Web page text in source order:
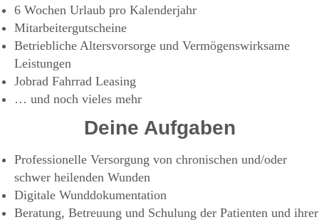
6 Wochen Urlaub pro Kalenderjahr
Mitarbeitergutscheine
Betriebliche Altersvorsorge und Vermögenswirksame
Leistungen
Jobrad Fahrrad Leasing
… und noch vieles mehr
Deine Aufgaben
Professionelle Versorgung von chronischen und/oder
schwer heilenden Wunden
Digitale Wunddokumentation
Beratung, Betreuung und Schulung der Patienten und ihrer